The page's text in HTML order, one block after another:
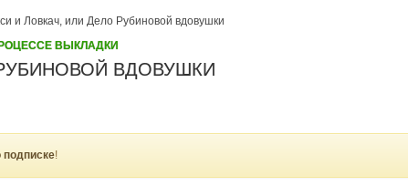
и Ловкач, или Дело Рубиновой вдовушки
ВЫКЛАДКИ
ВДОВУШКИ
подписке!